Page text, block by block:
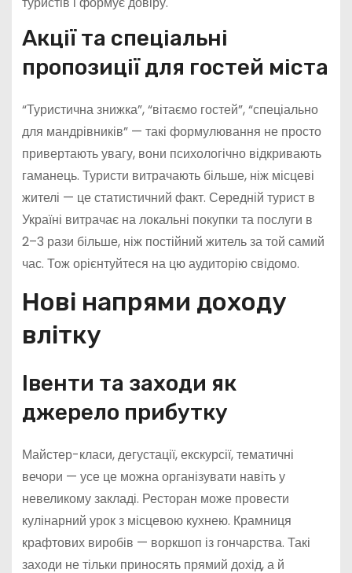
Акції та спеціальні
пропозиції для гостей міста
“Туристична знижка”, “вітаємо гостей”, “спеціально
для мандрівників” — такі формулювання не просто
привертають увагу, вони психологічно відкривають
гаманець. Туристи витрачають більше, ніж місцеві
жителі — це статистичний факт. Середній турист в
Україні витрачає на локальні покупки та послуги в
2–3 рази більше, ніж постійний житель за той самий
час. Тож орієнтуйтеся на цю аудиторію свідомо.
Нові напрями доходу
влітку
Івенти та заходи як
джерело прибутку
Майстер-класи, дегустації, екскурсії, тематичні
вечори — усе це можна організувати навіть у
невеликому закладі. Ресторан може провести
кулінарний урок з місцевою кухнею. Крамниця
крафтових виробів — воркшоп із гончарства. Такі
заходи не тільки приносять прямий дохід, а й